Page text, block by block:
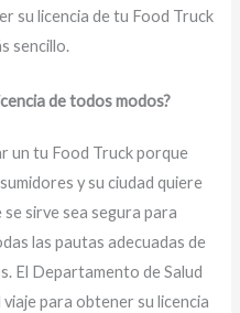
su licencia de tu Food Truck
sencillo.
de todos modos?
un tu Food Truck porque
y su ciudad quiere
sirve sea segura para
las pautas adecuadas de
El Departamento de Salud
para obtener su licencia